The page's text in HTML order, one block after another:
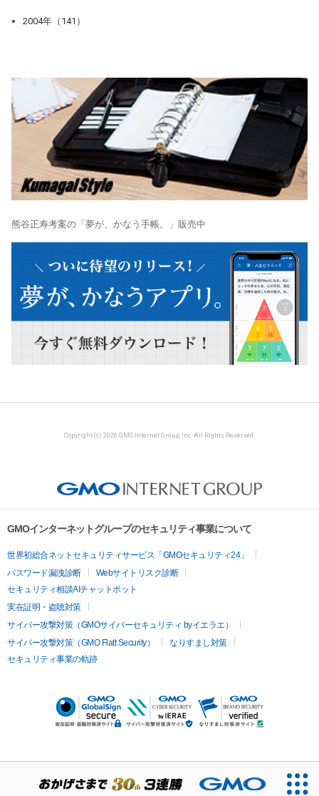
2004年（141）
熊谷正寿考案の「夢が、かなう手帳。」販売中
Copyright (c) 2026 GMO Internet Group, Inc. All Rights Reserved.
GMOインターネットグループのセキュリティ事業について
世界初総合ネットセキュリティサービス「GMOセキュリティ24」
パスワード漏洩診断
Webサイトリスク診断
セキュリティ相談AIチャットボット
実在証明・盗聴対策
サイバー攻撃対策（GMOサイバーセキュリティ byイエラエ）
サイバー攻撃対策（GMO Flatt Security）
なりすまし対策
セキュリティ事業の軌跡